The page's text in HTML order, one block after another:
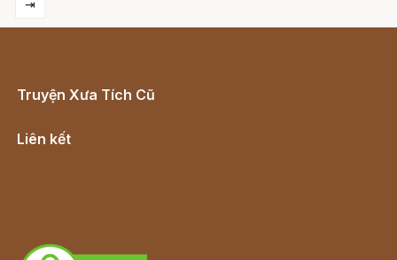
⇥
Truyện Xưa Tích Cũ
Liên kết